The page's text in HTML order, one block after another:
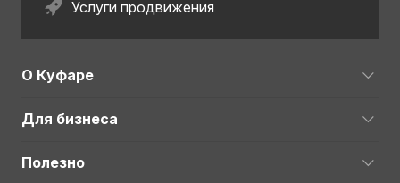
Услуги продвижения
О Куфаре
Для бизнеса
Полезно